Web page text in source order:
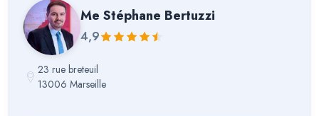
Me Stéphane Bertuzzi
4,9
23 rue breteuil
13006 Marseille